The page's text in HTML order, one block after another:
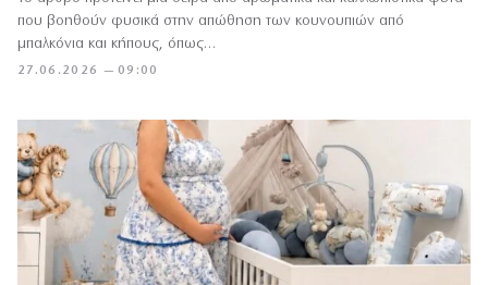
27.06.2026 — 09:00
που βοηθούν φυσικά στην απώθηση των κουνουπιών από
μπαλκόνια και κήπους, όπως…